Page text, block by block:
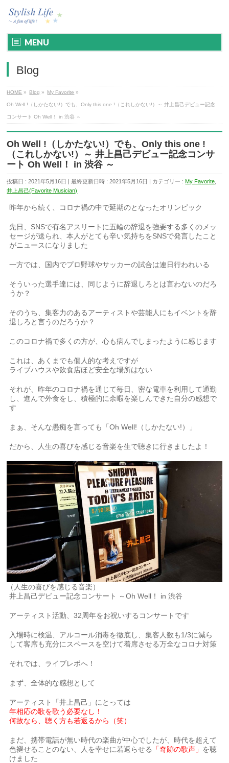
MENU
Blog
HOME » Blog » My Favorite »
Oh Well !（しかたない!）でも、Only this one !（これしかない!）～ 井上昌己デビュー記念
コンサート Oh Well！ in 渋谷 ～
Oh Well !（しかたない!）でも、Only this one !
（これしかない!）～ 井上昌己デビュー記念コンサ
ート Oh Well！ in 渋谷 ～
投稿日 : 2021年5月16日 最終更新日時 : 2021年5月16日 カテゴリー :My Favorite
井上昌己(Favorite Musician)
昨年から続く、コロナ禍の中で延期のとなったオリンピック
先日、SNSで有名アスリートに五輪の辞退を強要する多くのメッ
セージが送られ、本人がとても辛い気持ちをSNSで発言したこと
がニュースになりました
一方では、国内でプロ野球やサッカーの試合は連日行われいる
そういった選手達には、同じように辞退しろとは言わないのだろ
うか？
そのうち、集客力のあるアーティストや芸能人にもイベントを辞
退しろと言うのだろうか？
このコロナ禍で多くの方が、心も病んでしまったように感じます
これは、あくまでも個人的な考えですが
ライブハウスや飲食店ほど安全な場所はない
それが、昨年のコロナ禍を通じて毎日、密な電車を利用して通勤
し、進んで外食をし、積極的に余暇を楽しんできた自分の感想で
す
まぁ、そんな愚痴を言っても「Oh Well!（しかたない!）」
だから、人生の喜びを感じる音楽を生で聴きに行きましたよ！
（人生の喜びを感じる音楽）
井上昌己デビュー記念コンサート ～Oh Well！ in 渋谷
アーティスト活動、32周年をお祝いするコンサートです
入場時に検温、アルコール消毒を徹底し、集客人数も1/3に減ら
して客席も充分にスペースを空けて着席させる万全なコロナ対策
それでは、ライブレポへ！
まず、全体的な感想として
アーティスト「井上昌己」にとっては
年相応の歌を歌う必要なし！
何故なら、聴く方も若返るから（笑）
まだ、携帯電話が無い時代の楽曲が中心でしたが、時代を超えて
色褪せることのない、人を幸せに若返らせる
「奇跡の歌声」 を聴
けました